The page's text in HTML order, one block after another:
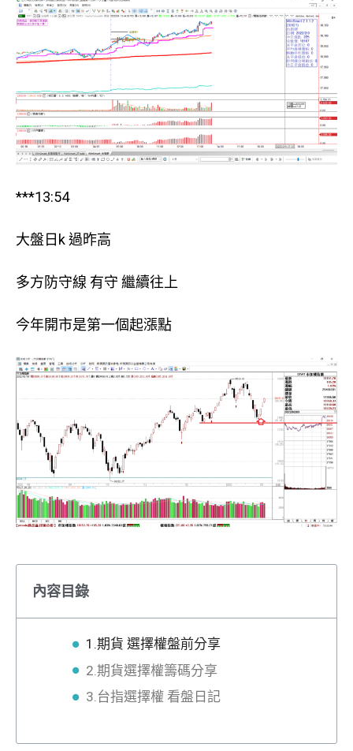
***13:54
大盤日k 過昨高
多方防守線 有守 繼續往上
今年開市是第一個起漲點
內容目錄
1.期貨 選擇權盤前分享
2.期貨選擇權籌碼分享
3.台指選擇權 看盤日記